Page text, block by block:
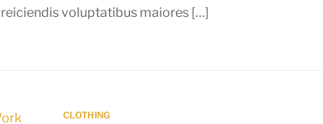
reiciendis voluptatibus maiores […]
CLOTHING